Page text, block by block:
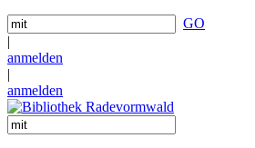
GO
|
anmelden
|
anmelden